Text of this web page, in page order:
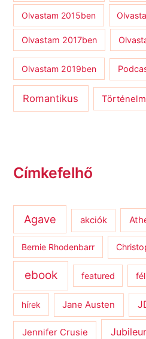
Olvastam 2015ben
Olvastam 2017ben
Olvastam 2019ben
Romantikus
Címkefelhő
Agave akciók
Bernie Rhodenbarr
ebook featured fél
hírek Jane Austen
Jennifer Crusie